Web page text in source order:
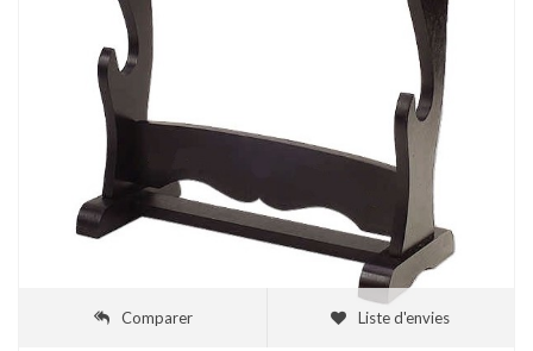
Comparer Liste d'envies